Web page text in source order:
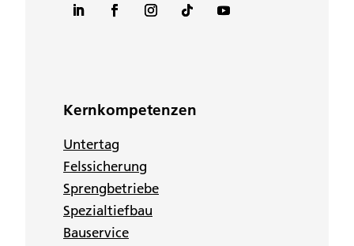
Kernkompetenzen
Untertag
Felssicherung
Sprengbetriebe
Spezialtiefbau
Bauservice